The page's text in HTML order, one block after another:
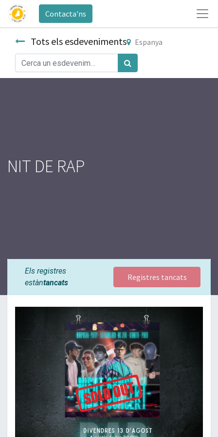
Contacta'ns
Tots els esdeveniments Espanya
NIT DE RAP
Els registres
estàntancats
Registres tancats